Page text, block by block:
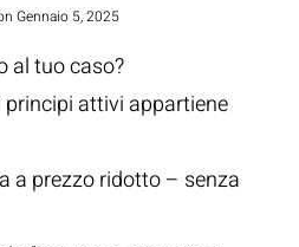
Gennaio 5, 2025
al tuo caso?
attivi appartiene
a prezzo ridotto – senza